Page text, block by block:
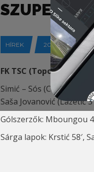
HÍREK 2025-05-18
FK TSC (Topolya) –
Simić – Sós (Capan
Saša Jovanović (Lazetić
Gólszerzők: Mboungou
Sárga lapok: Krstić 58′,